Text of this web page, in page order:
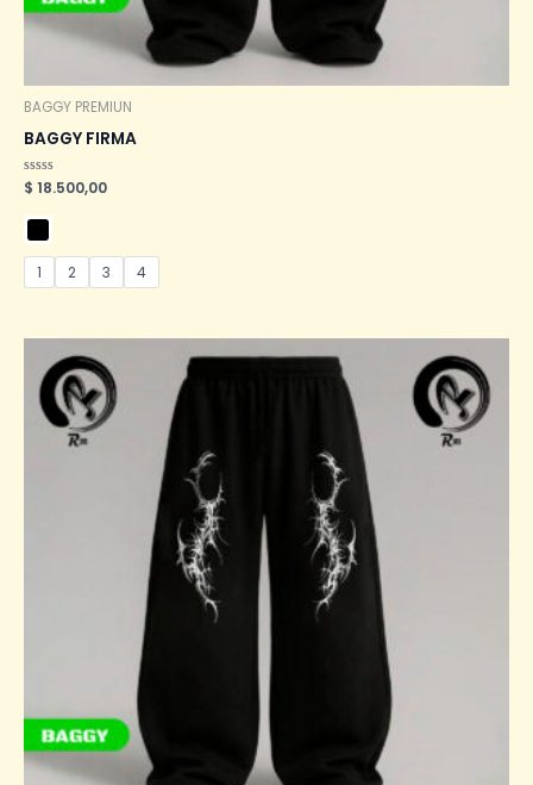
BAGGY PREMIUN
BAGGY FIRMA
Valorado
en
de
5
$ 18.500,00
1 2 3 4